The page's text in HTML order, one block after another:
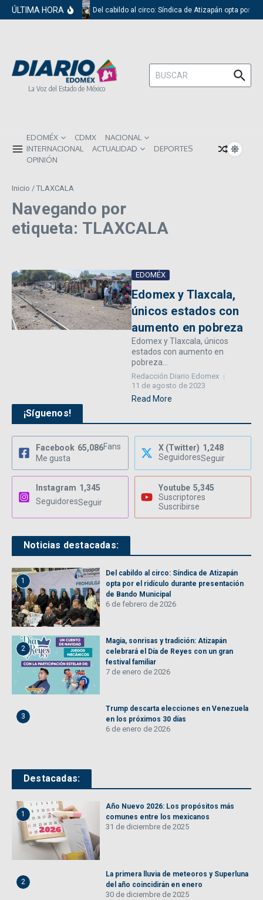
Saltar al contenido
ÚLTIMA HORA Del cabildo al circo: Síndica de Atizapán opta por
La Voz del Estado de México
Buscar:
EDOMÉX CDMX
NACIONAL
INTERNACIONAL
ACTUALIDAD
DEPORTES
OPINIÓN
Inicio / TLAXCALA
Navegando por
etiqueta: TLAXCALA
EDOMÉX
Edomex y Tlaxcala,
únicos estados con
aumento en pobreza
Edomex y Tlaxcala, únicos
estados con aumento en
pobreza...
Redacción Diario Edomex
11 de agosto de 2023
Read More
¡Síguenos!
Facebook 65,086Fans
Me gusta
X (Twitter) 1,248
SeguidoresSeguir
Instagram 1,345
SeguidoresSeguir
Youtube 5,345
Suscriptores
Suscribirse
Noticias destacadas:
1
Del cabildo al circo: Síndica de Atizapán
opta por el ridículo durante presentación
de Bando Municipal
6 de febrero de 2026
2
Magia, sonrisas y tradición: Atizapán
celebrará el Día de Reyes con un gran
festival familiar
7 de enero de 2026
3
Trump descarta elecciones en Venezuela
en los próximos 30 días
6 de enero de 2026
Destacadas:
1
Año Nuevo 2026: Los propósitos más
comunes entre los mexicanos
31 de diciembre de 2025
2
La primera lluvia de meteoros y Superluna
del año coincidirán en enero
30 de diciembre de 2025